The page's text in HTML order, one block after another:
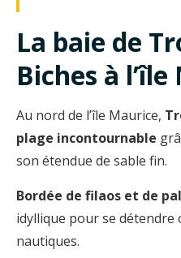
La baie de
Biches à
Au nord de l’île Maurice,
plage incontournable
son étendue de sable fin.
Bordée de filaos et de
idyllique pour se
nautiques.